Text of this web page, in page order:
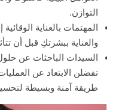
التوازن.
المهتمات بالعناية
والعناية ببشرتكِ قبل أن
السيدات الباحثات عن
تفضلن الابتعاد عن
طريقة آمنة وبسيطة